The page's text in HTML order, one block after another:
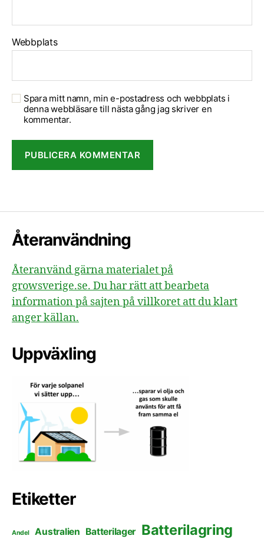
Webbplats
Spara mitt namn, min e-postadress och webbplats i
denna webbläsare till nästa gång jag skriver en
kommentar.
Återanvändning
Återanvänd gärna materialet på
growsverige.se. Du har rätt att bearbeta
information på sajten på villkoret att du klart
anger källan.
Uppväxling
Etiketter
Andel Australien Batterilager Batterilagring